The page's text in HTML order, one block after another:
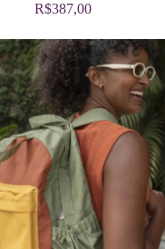
R$387,00